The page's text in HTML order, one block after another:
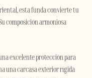
esta funda convierte tu
composición armoniosa
excelente protección para
una carcasa exterior rígida